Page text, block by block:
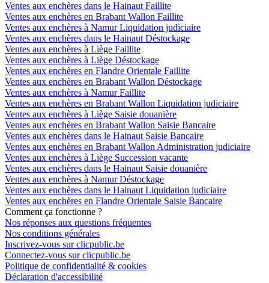
Ventes aux enchères dans le Hainaut Faillite
Ventes aux enchères en Brabant Wallon Faillite
Ventes aux enchères à Namur Liquidation judiciaire
Ventes aux enchères dans le Hainaut Déstockage
Ventes aux enchères à Liège Faillite
Ventes aux enchères à Liège Déstockage
Ventes aux enchères en Flandre Orientale Faillite
Ventes aux enchères en Brabant Wallon Déstockage
Ventes aux enchères à Namur Faillite
Ventes aux enchères en Brabant Wallon Liquidation judiciaire
Ventes aux enchères à Liège Saisie douanière
Ventes aux enchères en Brabant Wallon Saisie Bancaire
Ventes aux enchères dans le Hainaut Saisie Bancaire
Ventes aux enchères en Brabant Wallon Administration judiciaire
Ventes aux enchères à Liège Succession vacante
Ventes aux enchères dans le Hainaut Saisie douanière
Ventes aux enchères à Namur Déstockage
Ventes aux enchères dans le Hainaut Liquidation judiciaire
Ventes aux enchères en Flandre Orientale Saisie Bancaire
Comment ça fonctionne ?
Nos réponses aux questions fréquentes
Nos conditions générales
Inscrivez-vous sur clicpublic.be
Connectez-vous sur clicpublic.be
Politique de confidentialité & cookies
Déclaration d'accessibilité